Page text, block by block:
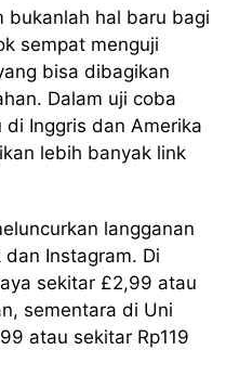
bukanlah hal baru bagi
sempat menguji
bisa dibagikan
Dalam uji coba
Inggris dan Amerika
lebih banyak link
langganan
Instagram. Di
sekitar £2,99 atau
sementara di Uni
atau sekitar Rp119